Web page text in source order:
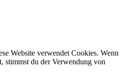
Website verwendet Cookies. Wenn
stimmst du der Verwendung von